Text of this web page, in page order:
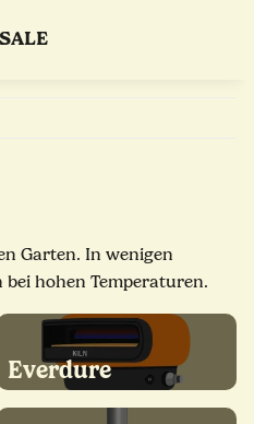
SALE
Garten. In wenigen
hohen Temperaturen.
Everdure